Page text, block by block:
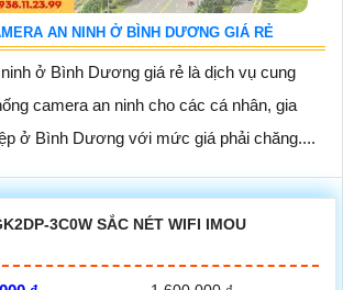
AN NINH Ở BÌNH DƯƠNG GIÁ RẺ
ở Bình Dương giá rẻ là dịch vụ cung
camera an ninh cho các cá nhân, gia
ở Bình Dương với mức giá phải chăng....
3C0W SẮC NÉT WIFI IMOU